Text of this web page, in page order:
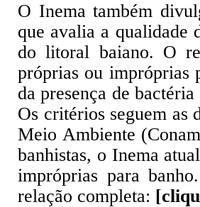
O Inema também
que avalia a qualidade
do litoral baiano. O
próprias ou impróprias
da presença de
Os critérios seguem as
Meio Ambiente
banhistas, o Inema
impróprias para
relação completa: [